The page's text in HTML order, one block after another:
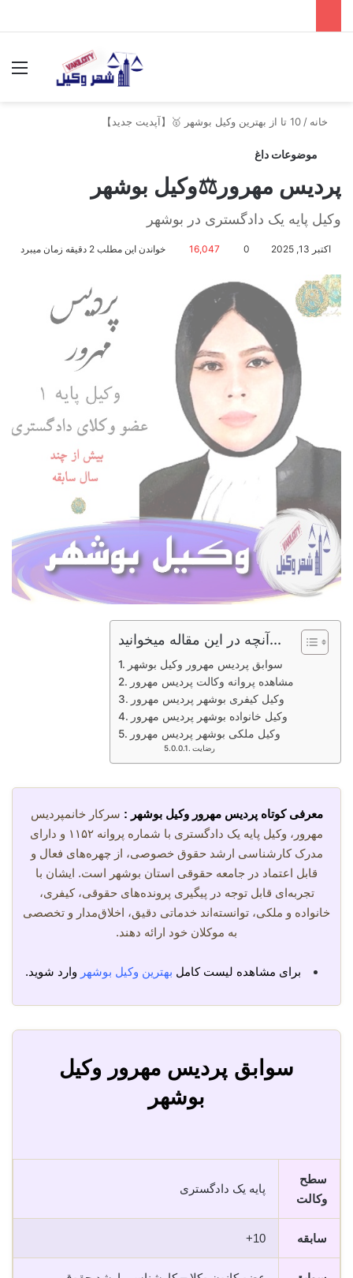
خانه / 10 تا از بهترین وکیل بوشهر 🥇【آپدیت جدید】
موضوعات داغ
پردیس مهرور⚖️وکیل بوشهر
وکیل پایه یک دادگستری در بوشهر
اکتبر 13, 2025 0
16,047 خواندن این مطلب 2 دقیقه زمان میبرد
آنچه در این مقاله میخوانید...
سوابق پردیس مهرور وکیل بوشهر
مشاهده پروانه وکالت پردیس مهرور
وکیل کیفری بوشهر پردیس مهرور
وکیل خانواده بوشهر پردیس مهرور
وکیل ملکی بوشهر پردیس مهرور
رضایت
معرفی کوتاه پردیس مهرور وکیل بوشهر : سرکار خانمپردیس
مهرور، وکیل پایه یک دادگستری با شماره پروانه ۱۱۵۲ و دارای
مدرک کارشناسی ارشد حقوق خصوصی، از چهره‌های فعال و
قابل اعتماد در جامعه حقوقی استان بوشهر است. ایشان با
تجربه‌ای قابل توجه در پیگیری پرونده‌های حقوقی، کیفری،
خانواده و ملکی، توانسته‌اند خدماتی دقیق، اخلاق‌مدار و تخصصی
به موکلان خود ارائه دهند.
برای مشاهده لیست کامل بهترین وکیل بوشهر وارد شوید.
سوابق پردیس مهرور وکیل
بوشهر
سطح
وکالت
پایه یک دادگستری
سابقه 10+